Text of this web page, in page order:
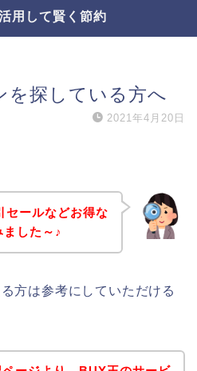
用して賢く節約
を探している方へ
2021年4月20日
セールなどお得な
した～♪
方は参考にしていただける